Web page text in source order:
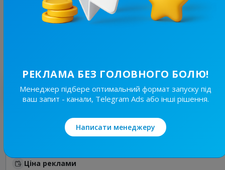
Ціна реклами
Найкращі за темою
39.8K/
Англійська онлайн
Ціна реклами
РЕКЛАМА БЕЗ ГОЛОВНОГО БОЛЮ!
Менеджер підбере оптимальний формат запуску під
ваш запит - канали, Telegram Ads або інші рішення.
Написати менеджеру